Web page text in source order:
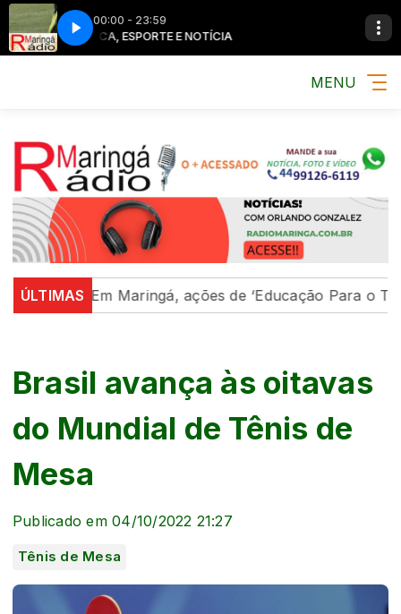
00:00 - 23:59
MÚSICA, ESPORTE E NOTÍCIA
MENU
ÚLTIMASEm Maringá, ações de ‘Educação Para o
Brasil avança às oitavas
do Mundial de Tênis de
Mesa
Publicado em 04/10/2022 21:27
Tênis de Mesa